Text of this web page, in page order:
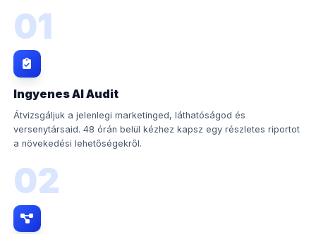
01
Ingyenes AI Audit
Átvizsgáljuk a jelenlegi marketinged, láthatóságod és
versenytársaid. 48 órán belül kézhez kapsz egy részletes riportot
a növekedési lehetőségekről.
02